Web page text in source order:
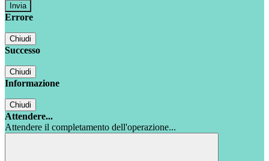
Errore
Chiudi
Successo
Chiudi
Informazione
Chiudi
Attendere...
Attendere il completamento dell'operazione...